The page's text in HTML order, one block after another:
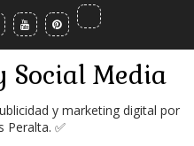
Social Media
y marketing digital por
Peralta. ✅